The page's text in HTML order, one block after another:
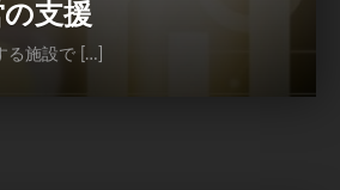
支援
る施設で […]